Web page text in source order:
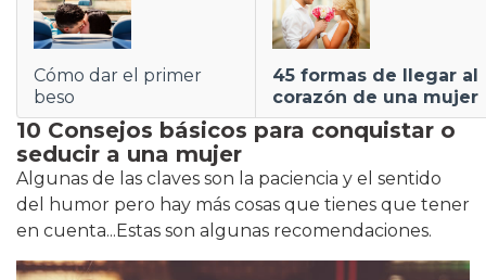
Cómo dar el primer
beso
45 formas de llegar al
corazón de una mujer
10 Consejos básicos para conquistar o
seducir a una mujer
Algunas de las claves son la paciencia y el sentido
del humor pero hay más cosas que tienes que tener
en cuenta...Estas son algunas recomendaciones.